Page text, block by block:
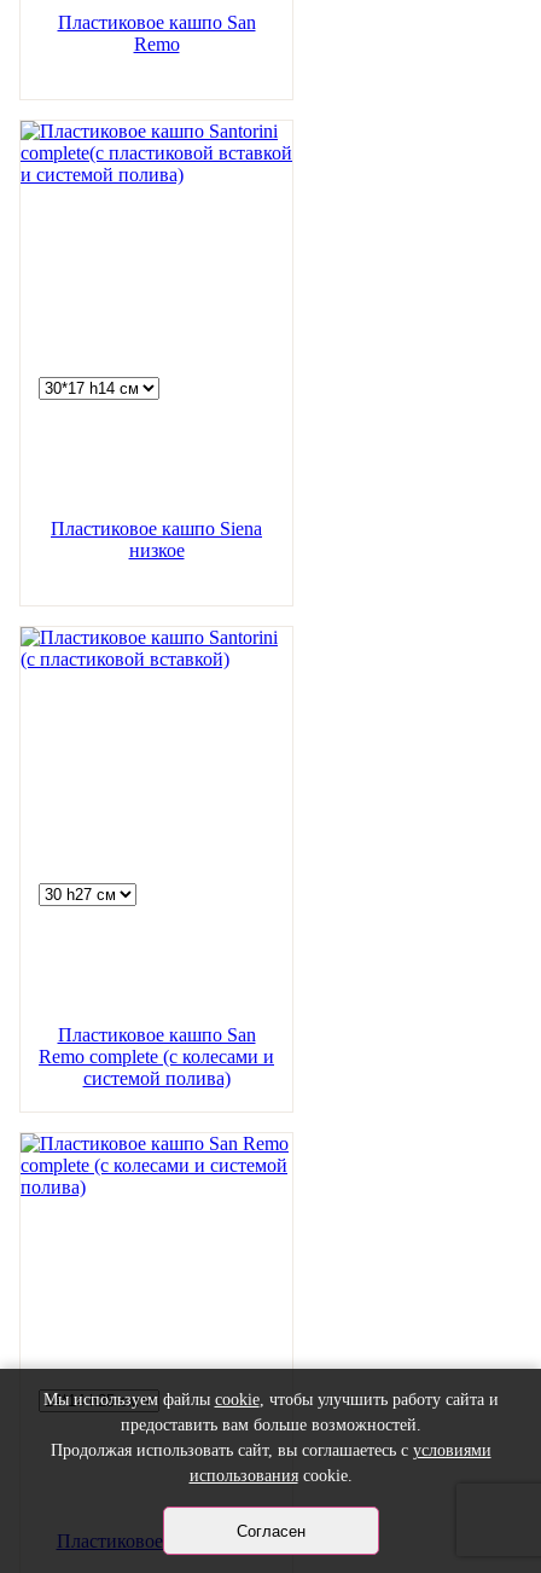
Пластиковое кашпо San
Remo
Пластиковое кашпо Siena
низкое
Пластиковое кашпо San
Remo complete (c колесами и
системой полива)
Пластиковое кашпо Pisa
Мы используем файлы cookie, чтобы улучшить работу сайта и
предоставить вам больше возможностей.
Продолжая использовать сайт, вы соглашаетесь с условиями
использованияcookie.
Согласен